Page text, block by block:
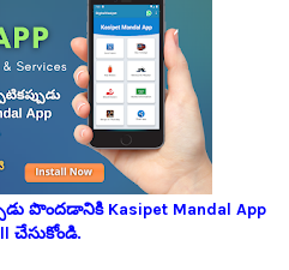
పొందడానికి Kasipet Mandal App
చేసుకోండి.